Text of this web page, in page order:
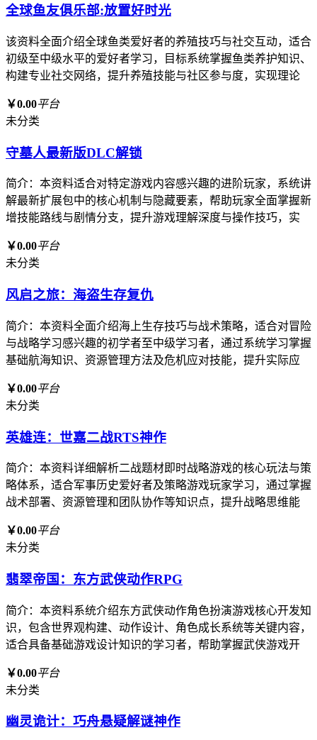
全球鱼友俱乐部:放置好时光
该资料全面介绍全球鱼类爱好者的养殖技巧与社交互动，适合
初级至中级水平的爱好者学习，目标系统掌握鱼类养护知识、
构建专业社交网络，提升养殖技能与社区参与度，实现理论
￥0.00平台
未分类
守墓人最新版DLC解锁
简介：本资料适合对特定游戏内容感兴趣的进阶玩家，系统讲
解最新扩展包中的核心机制与隐藏要素，帮助玩家全面掌握新
增技能路线与剧情分支，提升游戏理解深度与操作技巧，实
￥0.00平台
未分类
风启之旅：海盗生存复仇
简介：本资料全面介绍海上生存技巧与战术策略，适合对冒险
与战略学习感兴趣的初学者至中级学习者，通过系统学习掌握
基础航海知识、资源管理方法及危机应对技能，提升实际应
￥0.00平台
未分类
英雄连：世嘉二战RTS神作
简介：本资料详细解析二战题材即时战略游戏的核心玩法与策
略体系，适合军事历史爱好者及策略游戏玩家学习，通过掌握
战术部署、资源管理和团队协作等知识点，提升战略思维能
￥0.00平台
未分类
翡翠帝国：东方武侠动作RPG
简介：本资料系统介绍东方武侠动作角色扮演游戏核心开发知
识，包含世界观构建、动作设计、角色成长系统等关键内容，
适合具备基础游戏设计知识的学习者，帮助掌握武侠游戏开
￥0.00平台
未分类
幽灵诡计：巧舟悬疑解谜神作